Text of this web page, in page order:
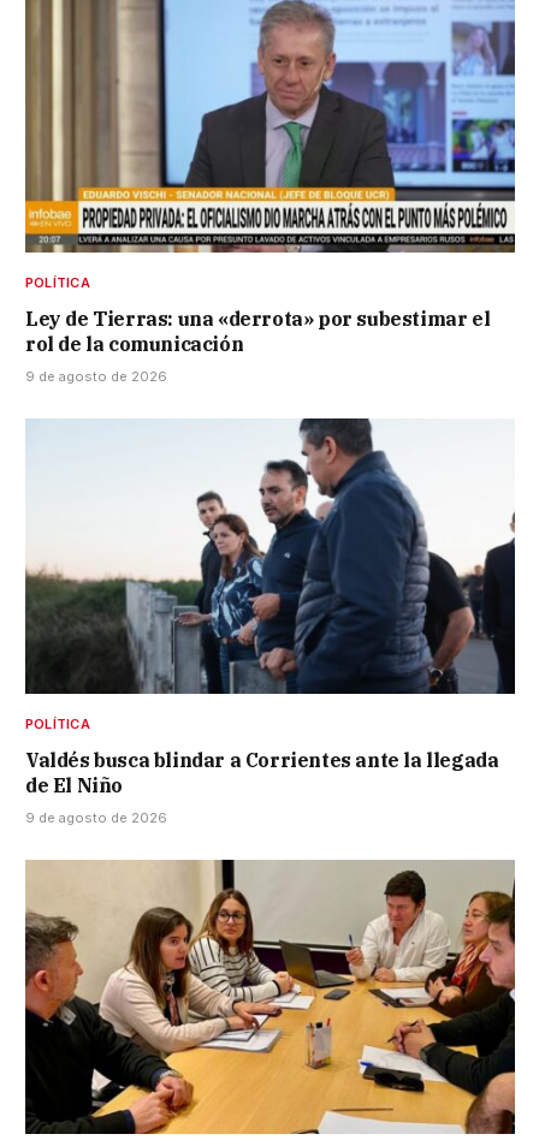
POLÍTICA
Ley de Tierras: una «derrota» por subestimar el
rol de la comunicación
9 de agosto de 2026
POLÍTICA
Valdés busca blindar a Corrientes ante la llegada
de El Niño
9 de agosto de 2026